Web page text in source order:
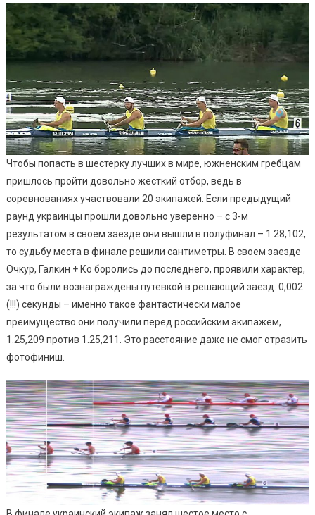
Попали
Шестерку
Лучших
Мире
Чтобы попасть в шестерку лучших в мире, южненским гребцам
пришлось пройти довольно жесткий отбор, ведь в
соревнованиях участвовали 20 экипажей. Если предыдущий
раунд украинцы прошли довольно уверенно – с 3-м
результатом в своем заезде они вышли в полуфинал – 1.28,102,
то судьбу места в финале решили сантиметры. В своем заезде
Очкур, Галкин + Ко боролись до последнего, проявили характер,
за что были вознаграждены путевкой в ​​решающий заезд. 0,002
(!!!) секунды – именно такое ​​фантастически малое
преимущество они получили перед российским экипажем,
1.25,209 против 1.25,211. Это расстояние даже не смог отразить
фотофиниш.